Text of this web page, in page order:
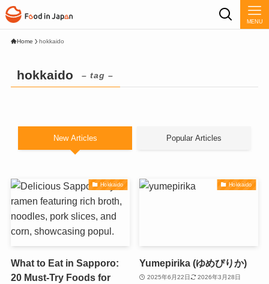
MENU
Home hokkaido
hokkaido – tag –
New Articles Popular Articles
Hokkaido
What to Eat in Sapporo:
20 Must-Try Foods for
Hokkaido
Yumepirika (ゆめぴりか)
2025年6月22日 2026年3月28日